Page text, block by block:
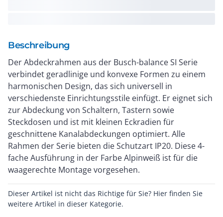
Beschreibung
Der Abdeckrahmen aus der Busch-balance SI Serie
verbindet geradlinige und konvexe Formen zu einem
harmonischen Design, das sich universell in
verschiedenste Einrichtungsstile einfügt. Er eignet sich
zur Abdeckung von Schaltern, Tastern sowie
Steckdosen und ist mit kleinen Eckradien für
geschnittene Kanalabdeckungen optimiert. Alle
Rahmen der Serie bieten die Schutzart IP20. Diese 4-
fache Ausführung in der Farbe Alpinweiß ist für die
waagerechte Montage vorgesehen.
Dieser Artikel ist nicht das Richtige für Sie? Hier finden Sie
weitere Artikel in dieser Kategorie.